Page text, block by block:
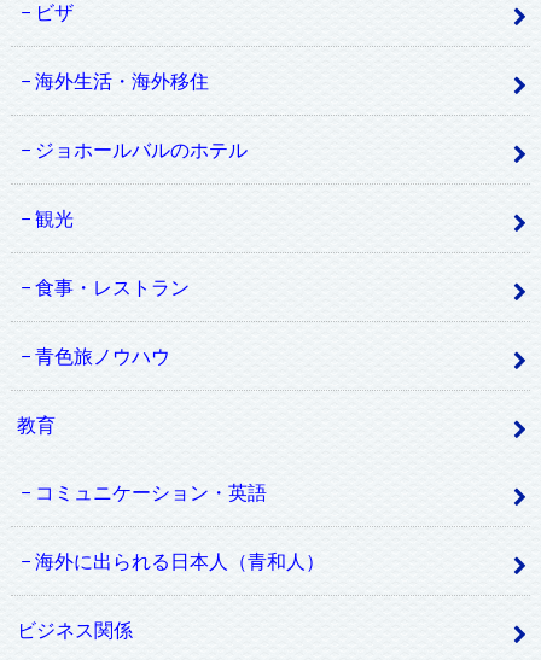
ビザ
海外生活・海外移住
ジョホールバルのホテル
観光
食事・レストラン
青色旅ノウハウ
教育
コミュニケーション・英語
海外に出られる日本人（青和人）
ビジネス関係